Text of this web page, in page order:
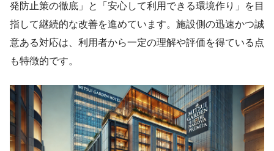
発防止策の徹底」と「安心して利用できる環境作り」を目
指して継続的な改善を進めています。施設側の迅速かつ誠
意ある対応は、利用者から一定の理解や評価を得ている点
も特徴的です。